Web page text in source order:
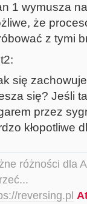
1 wymusza
że
z tymi
się
się? Jeśli
przez
kłopotliwe
różności dla
reversing.pl